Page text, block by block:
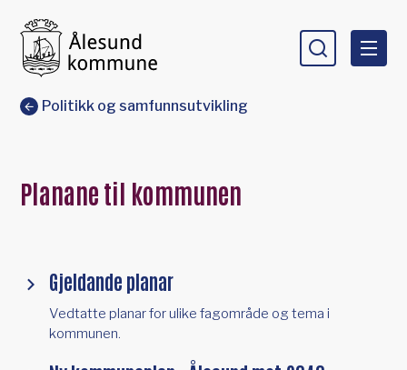
Du er her:
Politikk og samfunnsutvikling
Planane til kommunen
Gjeldande planar
Vedtatte planar for ulike fagområde og tema i
kommunen.